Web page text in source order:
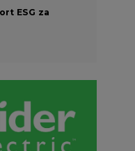
ESG za